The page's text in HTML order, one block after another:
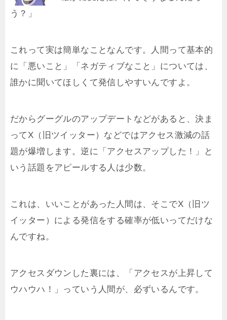
う？」
これって実は簡単なことなんです。人間って基本的
に「悪いこと」「ネガティブなこと」については、
誰かに聞いてほしくて発信しやすいんですよ。
だからグーグルのアップデートなどがあると、決ま
ってX（旧ツイッター）などではアクセス激減の話
題が爆増します。逆に「アクセスアップした！」と
いう話題をアピールする人は少数。
これは、いいことがあった人間は、そこでX（旧ツ
イッター）による発信をする確率が低いってだけな
んですね。
アクセスダウンした裏には、「アクセスが上昇して
ウハウハ！」っていう人間が、必ずいるんです。